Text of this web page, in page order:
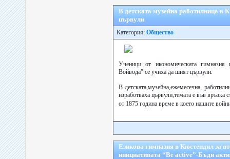
В детската музейна работилница в
цървули
Категория: Общество
Ученици от икономическата
Войвода” се учиха да шият цървули.
В детската,музейна,ежемесечна,
изработваха цървули,темата е във връзка
от 1875 година време в което нашите
Езикова гимназия в Кюстендил за
инициативата “Be active”-Бъди